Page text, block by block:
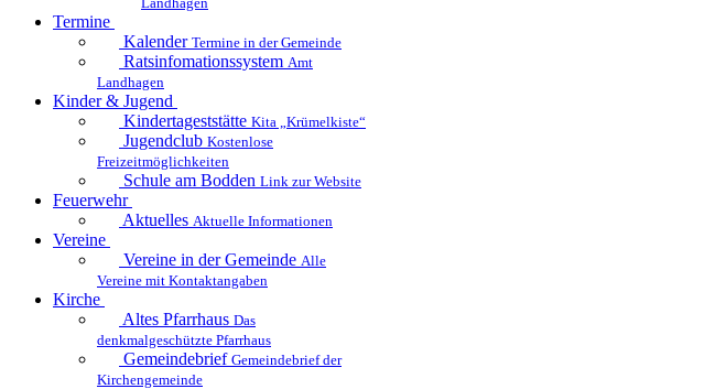
Termine
Kalender Termine in der Gemeinde
Ratsinfomationssystem Amt
Landhagen
Kinder & Jugend
Kindertageststätte Kita „Krümelkiste“
Jugendclub Kostenlose
Freizeitmöglichkeiten
Schule am Bodden Link zur Website
Feuerwehr
Aktuelles Aktuelle Informationen
Vereine
Vereine in der Gemeinde Alle
Vereine mit Kontaktangaben
Kirche
Altes Pfarrhaus Das
denkmalgeschützte Pfarrhaus
Gemeindebrief Gemeindebrief der
Kirchengemeinde